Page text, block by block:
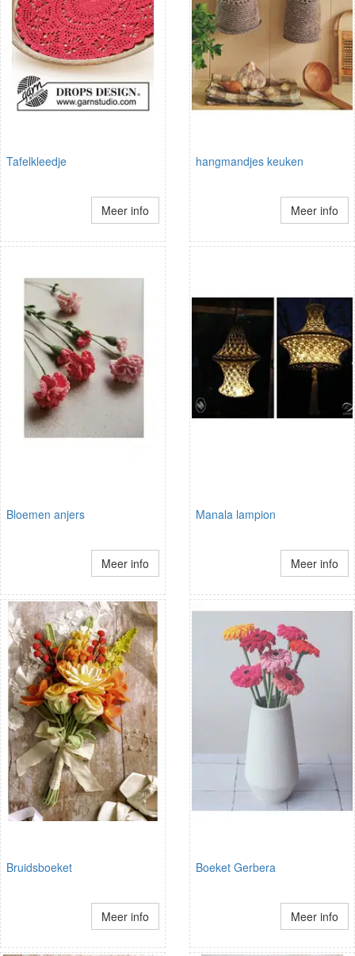
Tafelkleedje
Meer info
hangmandjes keuken
Meer info
Bloemen anjers
Meer info
Manala lampion
Meer info
Bruidsboeket
Meer info
Boeket Gerbera
Meer info